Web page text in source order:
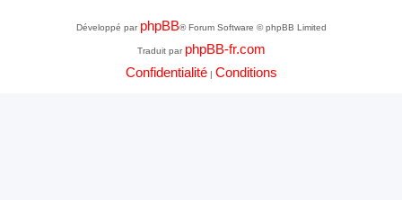
Développé par phpBB® Forum Software © phpBB Limited
Traduit par phpBB-fr.com
Confidentialité| Conditions